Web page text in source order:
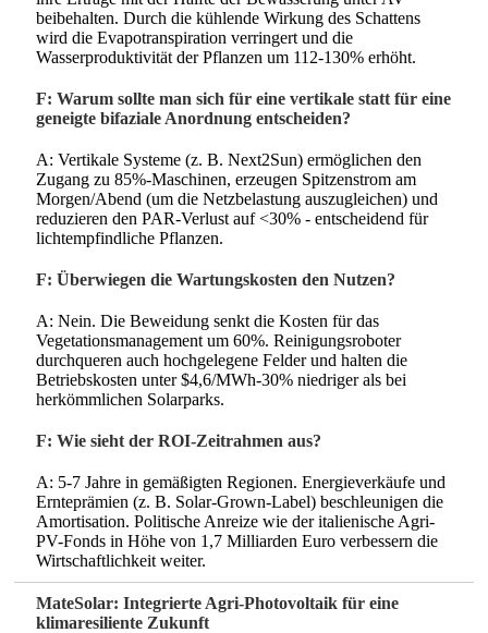
beibehalten. Durch die kühlende Wirkung des Schattens
wird die Evapotranspiration verringert und die
Wasserproduktivität der Pflanzen um 112-130% erhöht.
F: Warum sollte man sich für eine vertikale statt für eine
geneigte bifaziale Anordnung entscheiden?
A: Vertikale Systeme (z. B. Next2Sun) ermöglichen den
Zugang zu 85%-Maschinen, erzeugen Spitzenstrom am
Morgen/Abend (um die Netzbelastung auszugleichen) und
reduzieren den PAR-Verlust auf <30% - entscheidend für
lichtempfindliche Pflanzen.
F: Überwiegen die Wartungskosten den Nutzen?
A: Nein. Die Beweidung senkt die Kosten für das
Vegetationsmanagement um 60%. Reinigungsroboter
durchqueren auch hochgelegene Felder und halten die
Betriebskosten unter $4,6/MWh-30% niedriger als bei
herkömmlichen Solarparks.
F: Wie sieht der ROI-Zeitrahmen aus?
A: 5-7 Jahre in gemäßigten Regionen. Energieverkäufe und
Ernteprämien (z. B. Solar-Grown-Label) beschleunigen die
Amortisation. Politische Anreize wie der italienische Agri-
PV-Fonds in Höhe von 1,7 Milliarden Euro verbessern die
Wirtschaftlichkeit weiter.
MateSolar: Integrierte Agri-Photovoltaik für eine
klimaresiliente Zukunft